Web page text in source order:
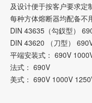
及设计便于按客户要求定
每种方体熔断器均配备不
DIN 43635（勾釵型）
DIN 43620 （刀型）
平端安装式： 690V
法式： 690V
美式： 690V 1000V